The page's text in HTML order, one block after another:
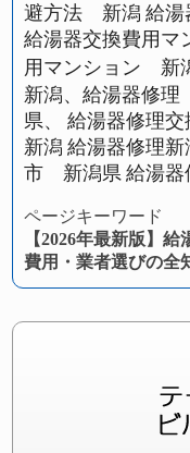
避方法 新潟 給
給湯器交換費用
用マンション 新
新潟、給湯器修
県、
給湯器修理
新潟 給湯器修理
市 新潟県 給湯
ページキーワード
【2026年最新版】
費用・業者選びの全